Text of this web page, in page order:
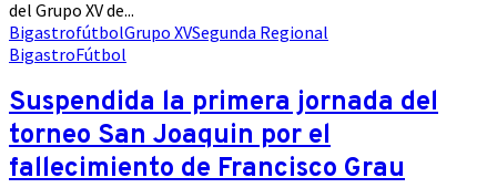
del Grupo XV de...
BigastrofútbolGrupo XVSegunda Regional
BigastroFútbol
Suspendida la primera jornada del
torneo San Joaquin por el
fallecimiento de Francisco Grau